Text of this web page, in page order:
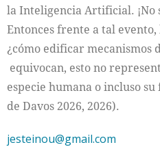
la Inteligencia Artificial. ¡No
Entonces frente a tal
¿cómo edificar mecanismos
equivocan, esto no
especie humana o incluso
de Davos 2026, 2026).
jesteinou@gmail.com